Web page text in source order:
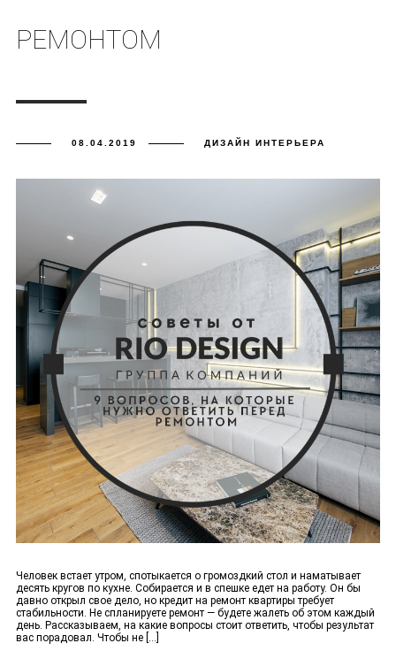
РЕМОНТОМ
08.04.2019 ДИЗАЙН ИНТЕРЬЕРА
Человек встает утром, спотыкается о громоздкий стол и наматывает
десять кругов по кухне. Собирается и в спешке едет на работу. Он бы
давно открыл свое дело, но кредит на ремонт квартиры требует
стабильности. Не спланируете ремонт — будете жалеть об этом каждый
день. Рассказываем, на какие вопросы стоит ответить, чтобы результат
вас порадовал. Чтобы не [...]